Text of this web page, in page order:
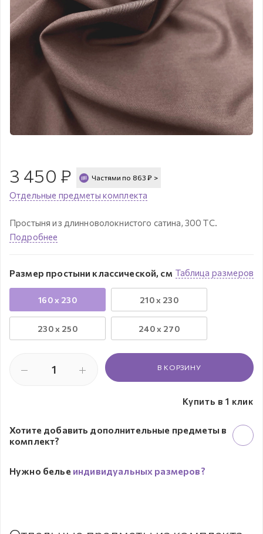
3 450 ₽ Частями по 863 ₽ >
Отдельные предметы комплекта
Простыня из длинноволокнистого сатина, 300 ТС.
Подробнее
Таблица размеров
Размер простыни классической, см
160 x 230 210 x 230
230 х 250 240 x 270
В КОРЗИНУ
Купить в 1 клик
Хотите добавить дополнительные предметы в
комплект?
Нужно белье индивидуальных размеров?